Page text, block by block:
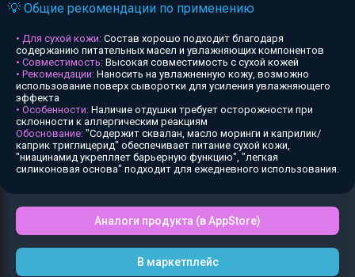
💡 Общие рекомендации по применению
• Для сухой кожи: Состав хорошо подходит благодаря
содержанию питательных масел и увлажняющих компонентов
• Совместимость: Высокая совместимость с сухой кожей
• Рекомендации: Наносить на увлажненную кожу, возможно
использование поверх сыворотки для усиления увлажняющего
эффекта
• Особенности: Наличие отдушки требует осторожности при
склонности к аллергическим реакциям
Обоснование: "Содержит сквалан, масло моринги и каприлик/
каприк триглицерид" обеспечивает питание сухой кожи,
"ниацинамид укрепляет барьерную функцию", "легкая
силиконовая основа" подходит для ежедневного использования.
Аналоги продукта (в AppStore)
В маркетплейс